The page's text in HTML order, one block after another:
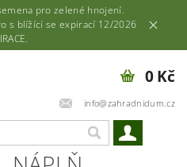
pro zelené hnojení.
s blížící se expirací 12/2026
info@zahradnidum.cz
0 Kč